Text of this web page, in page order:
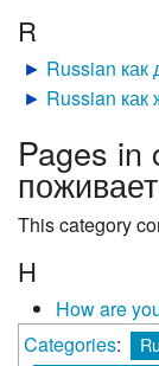
R
► Russian как
► Russian как
Pages in
This category
H
How are
Categories: